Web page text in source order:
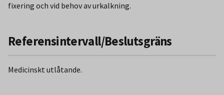
fixering och vid behov av urkalkning.
Referensintervall/Beslutsgräns
Medicinskt utlåtande.